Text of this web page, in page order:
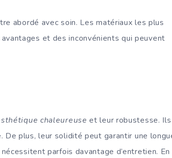
abordé avec soin. Les matériaux les plus
et des inconvénients qui peuvent
chaleureuse et leur robustesse. Ils
plus, leur solidité peut garantir une
parfois davantage d’entretien. En